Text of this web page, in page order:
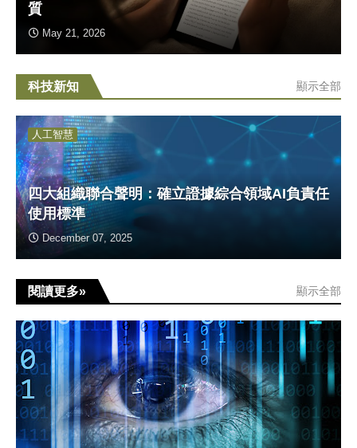
質
May 21, 2026
科技新知 顯示全部
人工智慧
四大組織聯合聲明：確立證據綜合領域AI負責任
使用標準
December 07, 2025
閱讀更多» 顯示全部